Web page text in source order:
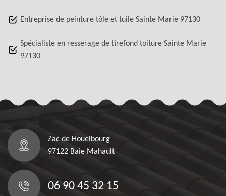
Entreprise de peinture tôle et tuile Sainte Marie 97130
Spécialiste en resserage de tirefond toiture Sainte Marie
97130
Zac de Houelbourg
97122 Baie Mahault
06 90 45 32 15